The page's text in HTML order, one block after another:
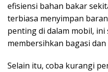
efisiensi bahan bakar
terbiasa menyimpan
penting di dalam mobil,
membersihkan bagasi dan
Selain itu, coba kurangi